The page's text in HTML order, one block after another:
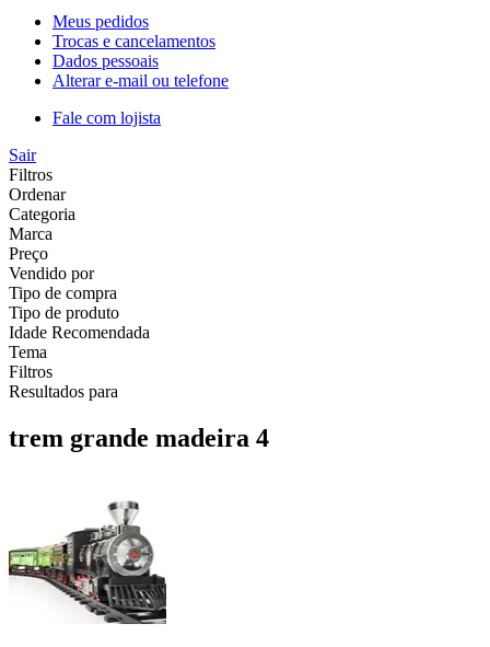
Meus pedidos
Trocas e cancelamentos
Dados pessoais
Alterar e-mail ou telefone
Fale com lojista
Sair
Filtros
Ordenar
Categoria
Marca
Preço
Vendido por
Tipo de compra
Tipo de produto
Idade Recomendada
Tema
Filtros
Resultados para
trem grande madeira 4